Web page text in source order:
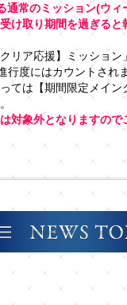
常のミッション(ウィ
け取り期間を過ぎる
リア応援】ミッショ
行度にはカウントされ
ては【期間限定メイ
対象外となりますので